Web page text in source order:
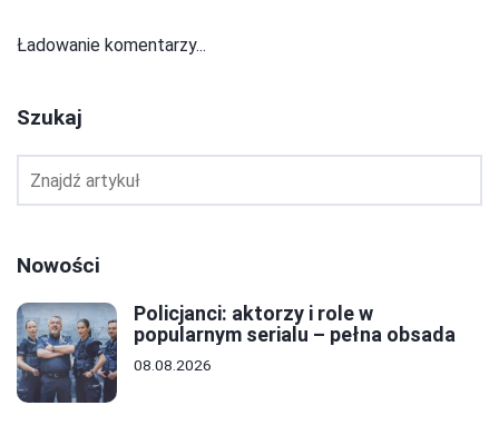
Ładowanie komentarzy...
Szukaj
Nowości
Policjanci: aktorzy i role w
popularnym serialu – pełna obsada
08.08.2026